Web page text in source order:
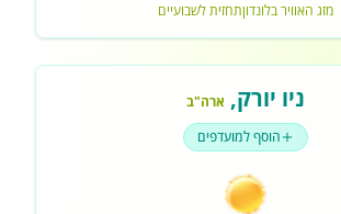
מזג האוויר בלונדוןתחזית לשבועיים
ניו יורק, ארה"ב
הוסף למועדפים